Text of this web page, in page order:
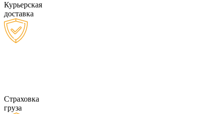
Курьерская
доставка
Страховка
груза